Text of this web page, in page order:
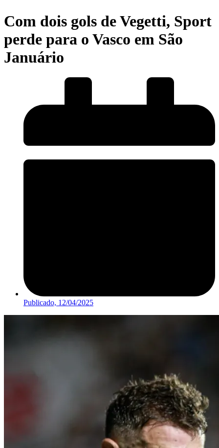
Com dois gols de Vegetti, Sport
perde para o Vasco em São
Januário
Publicado, 12/04/2025